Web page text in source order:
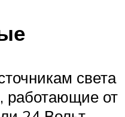
света
работающие от